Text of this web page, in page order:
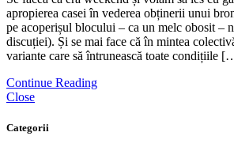
apropierea casei în vederea obținerii unui
pe acoperișul blocului – ca un melc obosit –
discuției). Și se mai face că în mintea
variante care să întrunească toate condițiile
Continue Reading
Close
Categorii